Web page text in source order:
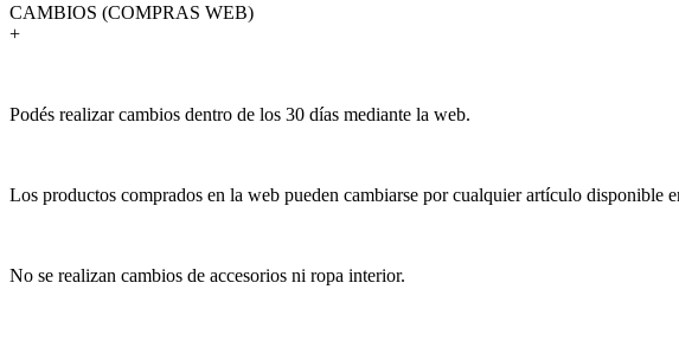
CAMBIOS (COMPRAS WEB)
+
Podés realizar cambios dentro de los 30 días mediante la web.
Los productos comprados en la web pueden cambiarse por cualquier artículo disponible
No se realizan cambios de accesorios ni ropa interior.